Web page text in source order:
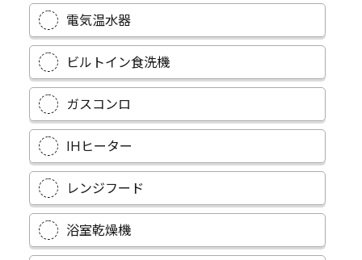
電気温水器
ビルトイン食洗機
ガスコンロ
IHヒーター
レンジフード
浴室乾燥機